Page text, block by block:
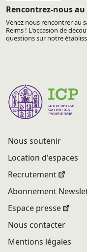
Rencontrez-nous
Venez nous rencontrer au
Reims ! L'occasion de
questions sur notre
Nous soutenir
Location d'espaces
Recrutement
Abonnement
Espace presse
Nous contacter
Mentions légales